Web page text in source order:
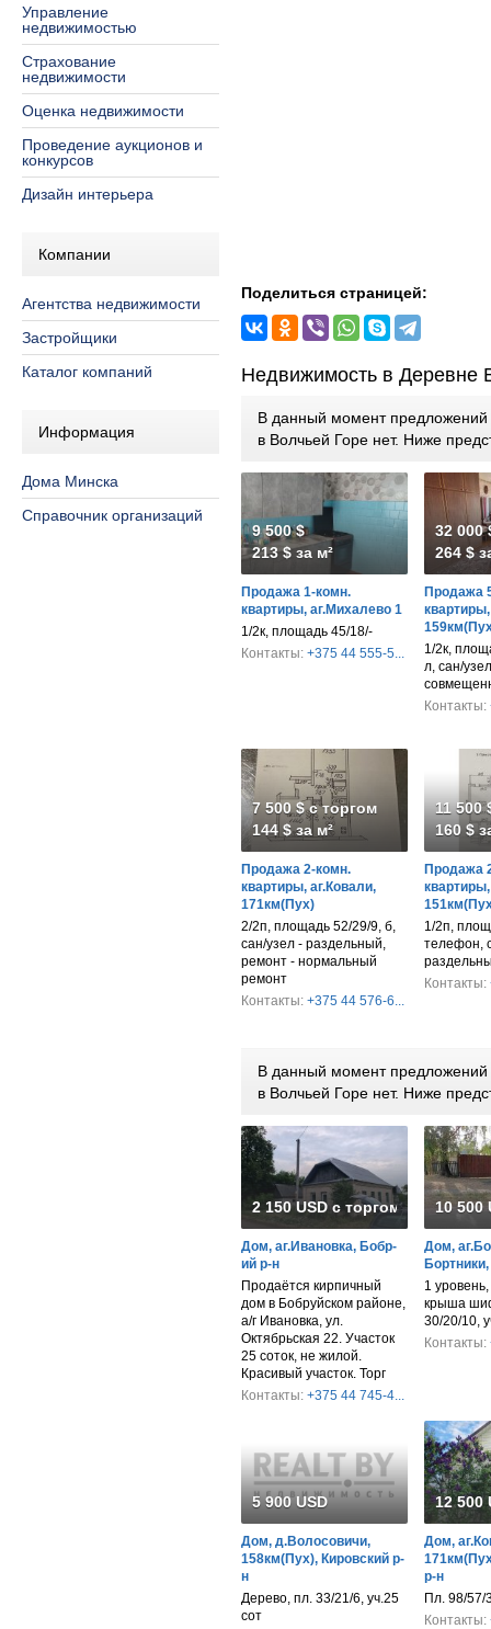
Управление
недвижимостью
Страхование
недвижимости
Оценка недвижимости
Проведение аукционов и
конкурсов
Дизайн интерьера
Компании
Агентства недвижимости
Застройщики
Каталог компаний
Информация
Дома Минска
Справочник организаций
Поделиться страницей:
Недвижимость в Деревне
В данный момент предложений
в Волчьей Горе нет. Ниже
9 500 $
213 $ за м²
Продажа 1-комн.
квартиры, аг.Михалево 1
1/2к, площадь 45/18/-
Контакты: +375 44 555-5...
32 000
264 $
Продажа
1/2к,
л, сан/
Контакты:
7 500 $ с торгом
144 $ за м²
Продажа 2-комн.
квартиры, аг.Ковали,
171км(Пух)
2/2п, площадь 52/29/9, б,
сан/узел - раздельный,
ремонт - нормальный
ремонт
Контакты: +375 44 576-6...
11 500
160 $
Продажа
1/2п,
телефон,
Контакты:
В данный момент предложений
в Волчьей Горе нет. Ниже
2 150 USD с торгом
Дом, аг.Ивановка, Бобр-
ий р-н
Продаётся кирпичный
дом в Бобруйском районе,
а/г Ивановка, ул.
Октябрьская 22. Участок
25 соток, не жилой.
Красивый участок. Торг
Контакты: +375 44 745-4...
10 500
Дом,
1
крыша
30/20/10,
Контакты:
5 900 USD
Дом, д.Волосовичи,
158км(Пух), Кировский р-
н
Дерево, пл. 33/21/6, уч.25
сот
12 500
Дом,
р-н
Пл. 98/57/
Контакты: